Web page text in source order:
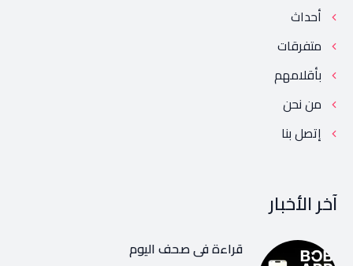
أحداث
متفرقات
بأقلامهم
من نحن
إتصل بنا
آخر الأخبار
قراءة في صحف اليوم